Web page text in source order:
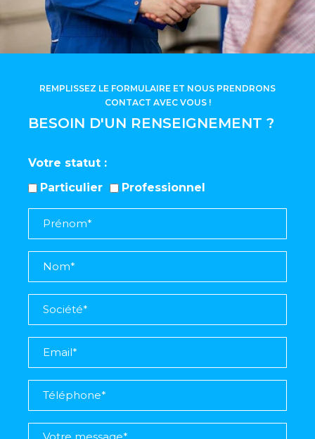
BESOIN D'UN RENSEIGNEMENT ?
REMPLISSEZ LE FORMULAIRE ET NOUS PRENDRONS
CONTACT AVEC VOUS !
Votre statut
Particulier
Professionnel